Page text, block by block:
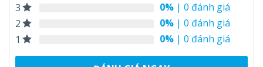
3
0% | 0 đánh giá
2
0% | 0 đánh giá
1
0% | 0 đánh giá